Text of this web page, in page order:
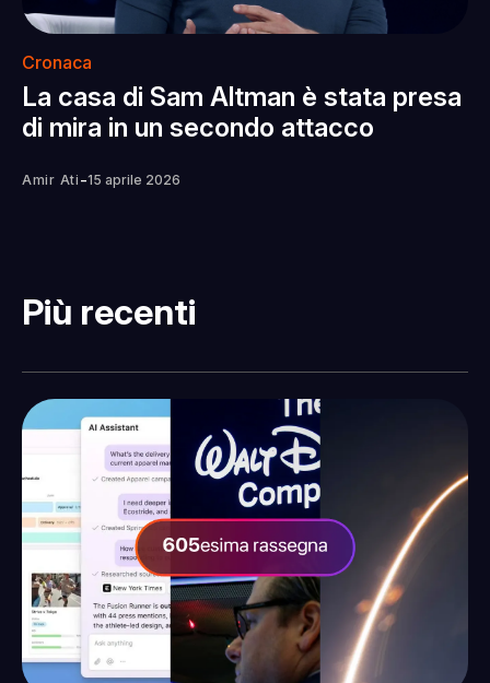
Cronaca
La casa di Sam Altman è stata presa
di mira in un secondo attacco
Amir Ati -15 aprile 2026
Più recenti